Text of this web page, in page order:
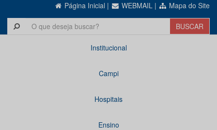
Página Inicial | WEBMAIL | Mapa do Site
Institucional
Campi
Hospitais
Ensino